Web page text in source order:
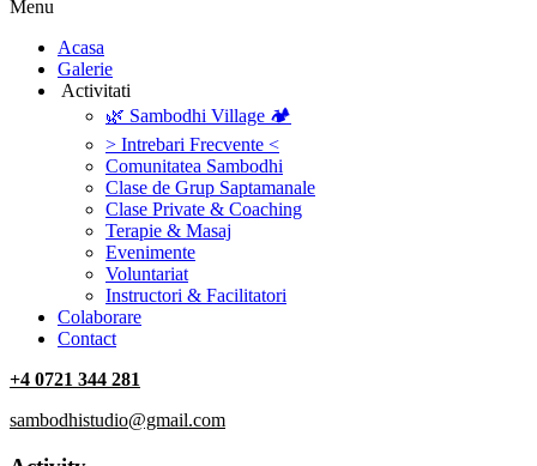
Menu
‎Acasa
Galerie
‎ ‎Activitati‎
🌿 Sambodhi Village 🏕️
> Intrebari Frecvente <
Comunitatea Sambodhi
Clase de Grup Saptamanale
Clase Private & Coaching
Terapie & Masaj
‎Evenimente
Voluntariat
‏‏‎Instructori & Facilitatori
Colaborare
Contact
+4 0721 344 281
sambodhistudio@gmail.com